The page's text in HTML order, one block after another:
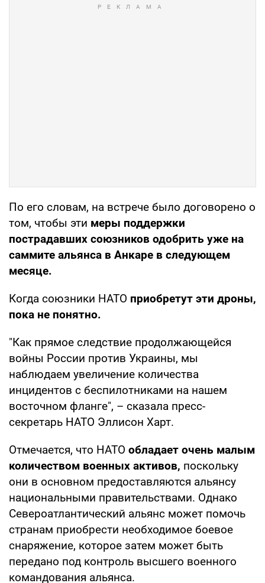
По его словам, на встрече было договорено о
том, чтобы эти меры поддержки
пострадавших союзников одобрить уже на
саммите альянса в Анкаре в следующем
месяце.
Когда союзники НАТО приобретут эти дроны,
пока не понятно.
"Как прямое следствие продолжающейся
войны России против Украины, мы
наблюдаем увеличение количества
инцидентов с беспилотниками на нашем
восточном фланге", – сказала пресс-
секретарь НАТО Эллисон Харт.
Отмечается, что НАТО обладает очень малым
количеством военных активов, поскольку
они в основном предоставляются альянсу
национальными правительствами. Однако
Североатлантический альянс может помочь
странам приобрести необходимое боевое
снаряжение, которое затем может быть
передано под контроль высшего военного
командования альянса.